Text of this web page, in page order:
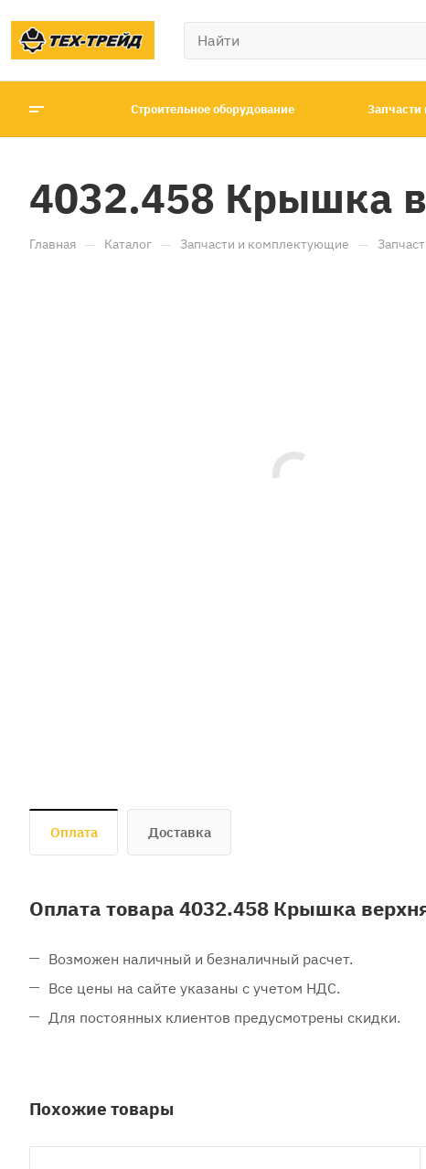
Строительное оборудование
4032.458 Крышка
Главная — Каталог — Запчасти и комплектующие —
Оплата Доставка
Оплата товара 4032.458 Крышка
Возможен наличный и безналичный расчет.
Все цены на сайте указаны с учетом НДС.
Для постоянных клиентов предусмотрены скидки.
Похожие товары